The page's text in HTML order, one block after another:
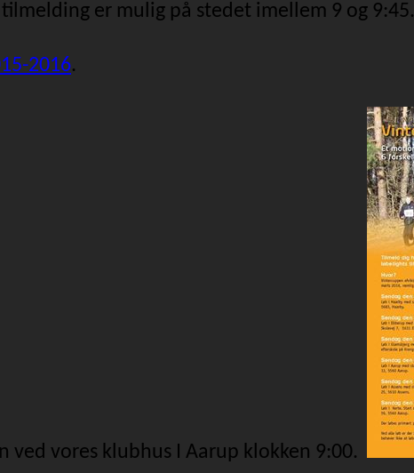
er mulig på stedet imellem 9 og 9:45.
2016.
ved vores klubhus I Aarup klokken 9:00.